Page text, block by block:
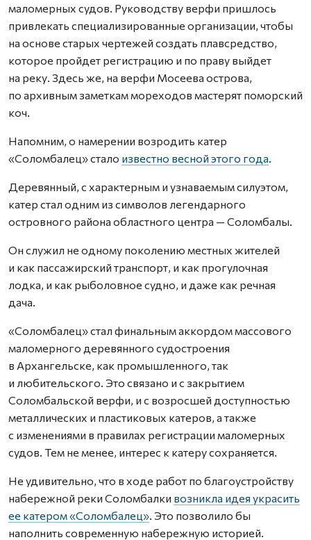
маломерных судов. Руководству верфи пришлось
привлекать специализированные организации, чтобы
на основе старых чертежей создать плавсредство,
которое пройдет регистрацию и по праву выйдет
на реку. Здесь же, на верфи Мосеева острова,
по архивным заметкам мореходов мастерят поморский
коч.
Напомним, о намерении возродить катер
«Соломбалец» стало известно весной этого года.
Деревянный, с характерным и узнаваемым силуэтом,
катер стал одним из символов легендарного
островного района областного центра — Соломбалы.
Он служил не одному поколению местных жителей
и как пассажирский транспорт, и как прогулочная
лодка, и как рыболовное судно, и даже как речная
дача.
«Соломбалец» стал финальным аккордом массового
маломерного деревянного судостроения
в Архангельске, как промышленного, так
и любительского. Это связано и с закрытием
Соломбальской верфи, и с возросшей доступностью
металлических и пластиковых катеров, а также
с изменениями в правилах регистрации маломерных
судов. Тем не менее, интерес к катеру сохраняется.
Не удивительно, что в ходе работ по благоустройству
набережной реки Соломбалки возникла идея украсить
ее катером «Соломбалец». Это позволило бы
наполнить современную набережную историей.